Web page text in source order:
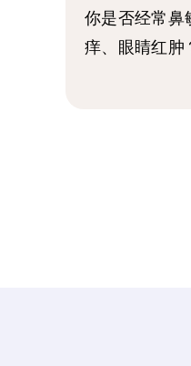
你是否经常鼻
痒、眼睛红肿